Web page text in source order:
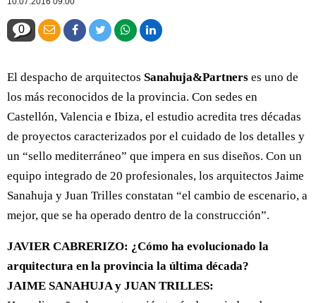
0
El despacho de arquitectos Sanahuja&Partners es uno de
los más reconocidos de la provincia. Con sedes en
Castellón, Valencia e Ibiza, el estudio acredita tres décadas
de proyectos caracterizados por el cuidado de los detalles y
un “sello mediterráneo” que impera en sus diseños. Con un
equipo integrado de 20 profesionales, los arquitectos Jaime
Sanahuja y Juan Trilles constatan “el cambio de escenario, a
mejor, que se ha operado dentro de la construcción”.
JAVIER CABRERIZO: ¿Cómo ha evolucionado la
arquitectura en la provincia la última década?
JAIME SANAHUJA y JUAN TRILLES: